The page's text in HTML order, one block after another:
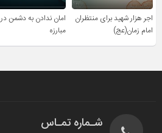
اجر هزار شهید برای منتظران
امام زمان(عج)
امان ندادن به دشمن در
مبارزه
شـماره تمـاس